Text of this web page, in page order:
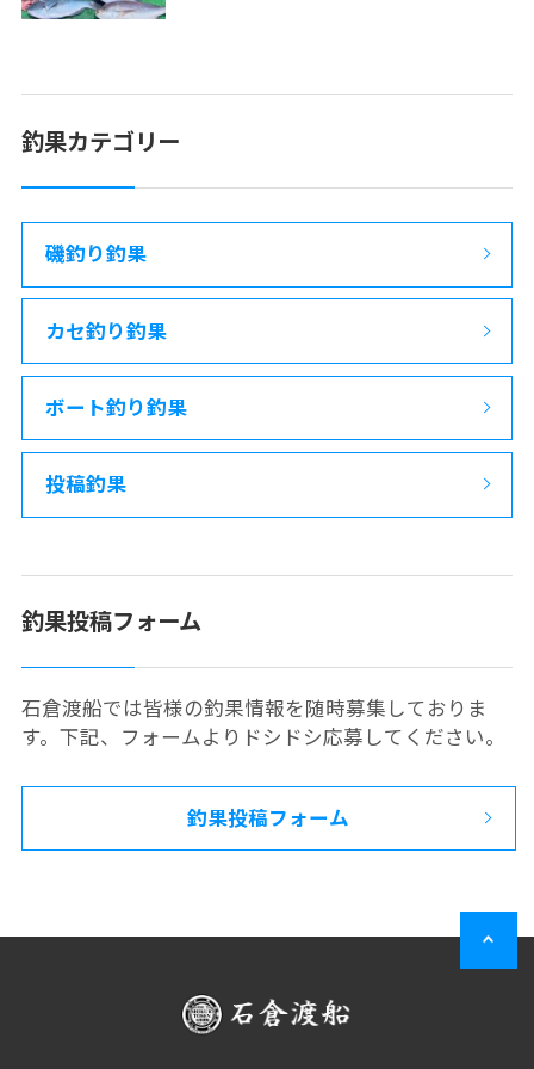
釣果カテゴリー
磯釣り釣果
カセ釣り釣果
ボート釣り釣果
投稿釣果
釣果投稿フォーム
石倉渡船では皆様の釣果情報を随時募集しておりま
す。下記、フォームよりドシドシ応募してください。
釣果投稿フォーム